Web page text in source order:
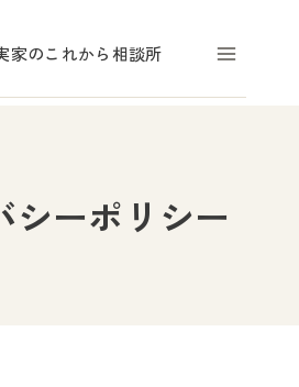
のこれから相談所
シーポリシー